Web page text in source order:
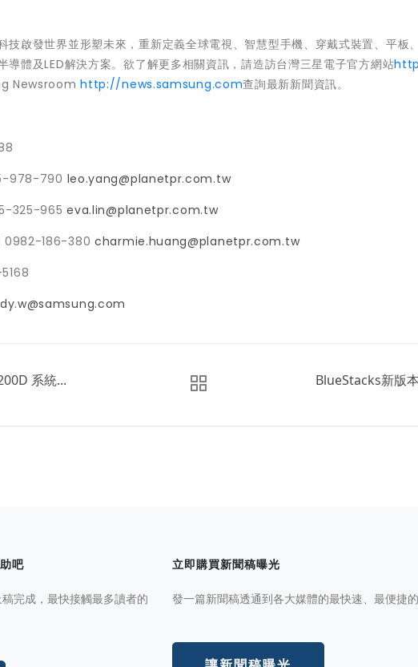
技啟發世界並形塑未來，重新定義全球電視、智慧型手機、穿戴式裝置、平板
導體及LED解決方案。欲了解更多相關資訊，請造訪台灣三星電子官方網站
Newsroomhttp://news.samsung.com查詢最新新聞資訊。
978-790 leo.yang@planetpr.com.tw
325-965eva.lin@planetpr.com.tw
0982-186-380 charmie.huang@planetpr.com.tw
系統... BlueStacks新版
吧
完成，最快接觸最多讀者的
立即購買新聞稿曝光
發一篇新聞稿透通到各大媒體的最快速、最便捷的